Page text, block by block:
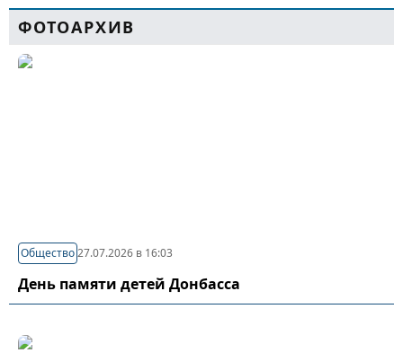
ФОТОАРХИВ
Общество27.07.2026 в 16:03
День памяти детей Донбасса